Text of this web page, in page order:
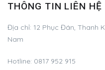
THÔNG TIN LIÊN HỆ
Địa chỉ: 12 Phục Đán, Thanh
Nam
Hotline: 0817 952 915